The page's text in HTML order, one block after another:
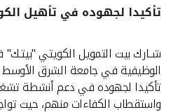
القنوات المصرفية
أدوات وخدمات
خدمات ما بعد البيع
تأكيدا لجهوده في تأهيل
شــارك بيت التمويل الكويتي
الوظيفية في جامعة الشرق
تأكيدا لجهوده في دعم أنشطة
واستقطاب الكفاءات منهم، حيث